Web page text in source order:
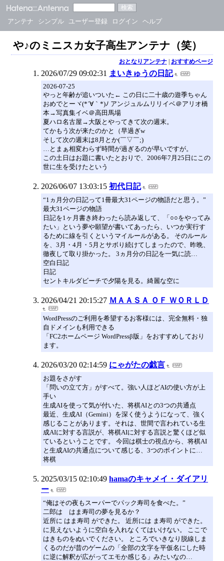
アンテナ シンプル ユーザー登録 ログイン ヘルプ
や♪のミニスカ女子高生アンテナ（笑）
おとなりアンテナ| おすすめページ
2026/07/29 09:02:31 まいきゅうの日記
2026-07-25
やっと年齢が追いついた← この日に二十歳の遊季ちゃん
おめでとーヾ(*´∀｀*)ﾉ アンジュルムリリイベ＠アリオ橋
本→写真集イベ＠高田馬場
夏ハロ名古屋→大阪とやってきて次の週末。
てかもう次が来たのかと（早過ぎw
そして次の週末は8月とか(￣▽￣;)
…とまぁ相変わらず時間が過ぎるのが早いですが。
この土日はお題に書いたとおりで、2006年7月25日にこの
世に生を受けたという
2026/06/07 13:03:15 初代日記
“1ヵ月分の日記って1冊最大31ページの物語だと思う。”
最大31ページの物語
日記を1ヶ月書き終わったら読み返して、「○○をやってみ
たい」という夢や願望が書いてあったら、いつか実行す
るために線を引くというマイルールがある。 そのルール
を、3月・4月・5月とサボり続けてしまったので、昨晩、
徹夜して取り掛かった。 3ヵ月分の日記を一気に読…
空白日記
日記
セントキルダビーチで夕陽を見る。綺麗な空に
2026/04/21 20:15:27 ＭＡＡＳＡ ＯＦ ＷＯＲＬＤ
WordPressのご利用を希望するお客様には、完全無料・独
自ドメインも利用できる
「FC2ホームページ WordPressβ版」をおすすめしており
ます。
2026/03/20 02:14:59 にゃがたの戯言
お題をさがす
「問いの立て方」がすべて。強い人ほどAIの使い方が上
手い
生成AIを使って気が付いた、将棋AIとの3つの共通点
最近、生成AI（Gemini）を深く使うようになって、強く
感じることがあります。それは、世間で言われている生
成AIに対する言説が、将棋AIに対する言説と驚くほど似
ているということです。 今回は棋士の視点から、将棋AI
と生成AIの共通点について感じる、3つのポイントに…
将棋
2025/03/15 02:10:49 hamaのキャメイ・ダイアリ
ー
“俺はその夜もスーパーでパック寿司を食べた。”
二郎は はま寿司の夢を見るか？
近所に はま寿司 ができた。 近所には ま寿司 ができた。
に見えないように空白を入れなくてはいけない。 ここで
はきものをぬいでください。 ところでいきなり脱線しま
くるのだが昔のゲームの「全部の文字を平仮名にした時
に逆に解釈が広がってエモか感じる」みたいなの…